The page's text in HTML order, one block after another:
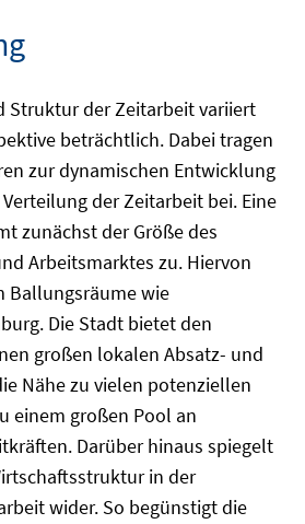
Struktur der Zeitarbeit variiert
beträchtlich. Dabei tragen
zur dynamischen Entwicklung
der Zeitarbeit bei. Eine
zunächst der Größe des
Arbeitsmarktes zu. Hiervon
Ballungsräume wie
Die Stadt bietet den
großen lokalen Absatz- und
Nähe zu vielen potenziellen
einem großen Pool an
Darüber hinaus spiegelt
in der
wider. So begünstigt die